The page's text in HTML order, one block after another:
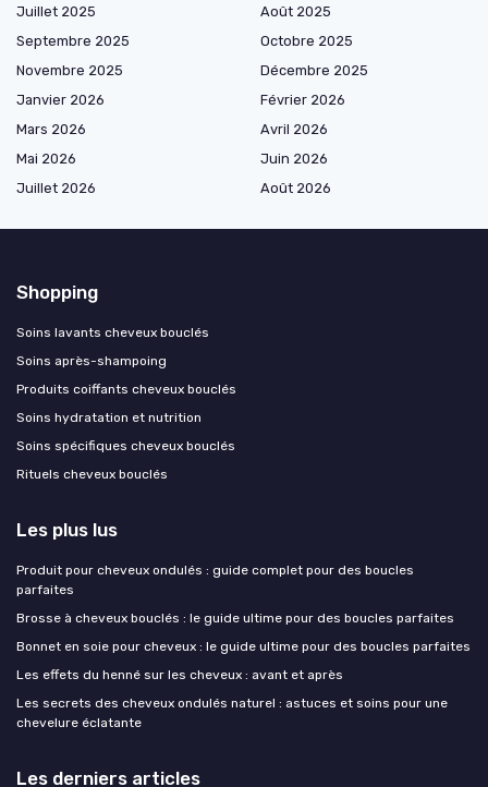
Juillet 2025
Août 2025
Septembre 2025
Octobre 2025
Novembre 2025
Décembre 2025
Janvier 2026
Février 2026
Mars 2026
Avril 2026
Mai 2026
Juin 2026
Juillet 2026
Août 2026
Shopping
Soins lavants cheveux bouclés
Soins après-shampoing
Produits coiffants cheveux bouclés
Soins hydratation et nutrition
Soins spécifiques cheveux bouclés
Rituels cheveux bouclés
Les plus lus
Produit pour cheveux ondulés : guide complet pour des boucles
parfaites
Brosse à cheveux bouclés : le guide ultime pour des boucles parfaites
Bonnet en soie pour cheveux : le guide ultime pour des boucles parfaites
Les effets du henné sur les cheveux : avant et après
Les secrets des cheveux ondulés naturel : astuces et soins pour une
chevelure éclatante
Les derniers articles